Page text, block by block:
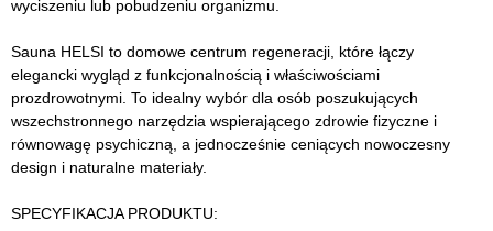
wyciszeniu lub pobudzeniu organizmu.
Sauna HELSI to domowe centrum regeneracji, które łączy
elegancki wygląd z funkcjonalnością i właściwościami
prozdrowotnymi. To idealny wybór dla osób poszukujących
wszechstronnego narzędzia wspierającego zdrowie fizyczne i
równowagę psychiczną, a jednocześnie ceniących nowoczesny
design i naturalne materiały.
SPECYFIKACJA PRODUKTU: